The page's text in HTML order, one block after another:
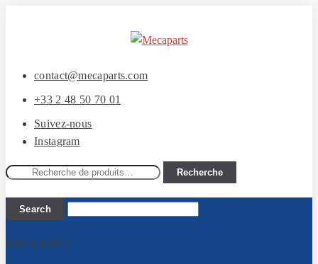
contenucontact@mecaparts.com
+33 2 48 50 70 01
Suivez-nous
Instagram
Recherche
Recherche
MENUMENU